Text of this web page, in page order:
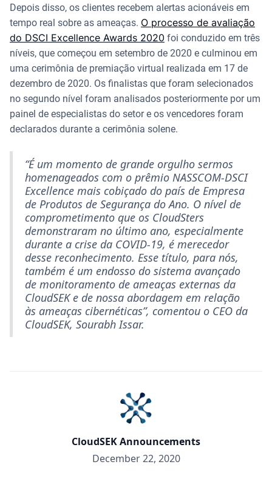
Depois disso, os clientes recebem alertas acionáveis em
tempo real sobre as ameaças. O processo de avaliação
do DSCI Excellence Awards 2020 foi conduzido em três
níveis, que começou em setembro de 2020 e culminou em
uma cerimônia de premiação virtual realizada em 17 de
dezembro de 2020. Os finalistas que foram selecionados
no segundo nível foram analisados posteriormente por um
painel de especialistas do setor e os vencedores foram
declarados durante a cerimônia solene.
“É um momento de grande orgulho sermos
homenageados com o prêmio NASSCOM-DSCI
Excellence mais cobiçado do país de Empresa
de Produtos de Segurança do Ano. O nível de
comprometimento que os CloudSters
demonstraram no último ano, especialmente
durante a crise da COVID-19, é merecedor
desse reconhecimento. Esse título, para nós,
também é um endosso do sistema avançado
de monitoramento de ameaças externas da
CloudSEK e de nossa abordagem em relação
às ameaças cibernéticas”, comentou o CEO da
CloudSEK, Sourabh Issar.
CloudSEK Announcements
December 22, 2020